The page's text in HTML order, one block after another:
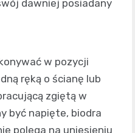
dawniej posiadany
w pozycji
ręką o ścianę lub
zgiętą w
być napięte, biodra
polega na uniesieniu